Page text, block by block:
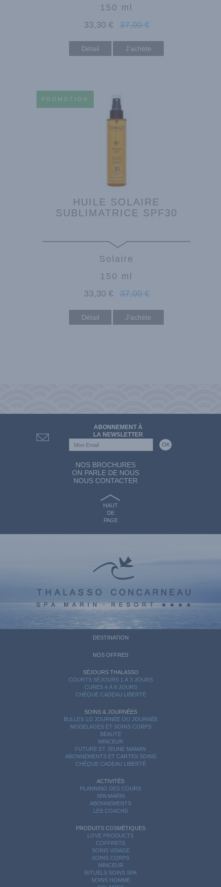
150 ml
33,30 € 37,00 €
Détail
PROMOTION
HUILE SOLAIRE
SUBLIMATRICE SPF30
Solaire
150 ml
33,30 € 37,00 €
Détail
ABONNEMENT À
LA NEWSLETTER
NOS BROCHURES
ON PARLE DE NOUS
NOUS CONTACTER
HAUT
DE
PAGE
DESTINATION
NOS OFFRES
SÉJOURS THALASSO
COURTS SÉJOURS 1 À 3 JOURS
CURES 4 À 6 JOURS
CHÈQUE CADEAU LIBERTÉ
SOINS & JOURNÉES
BULLES 1/2 JOURNÉE OU JOURNÉE
MODELAGES ET SOINS CORPS
BEAUTÉ
MINCEUR
FUTURE ET JEUNE MAMAN
ABONNEMENTS ET CARTES SOINS
CHÈQUE CADEAU LIBERTÉ
ACTIVITÉS
PLANNING DES COURS
SPA MARIN
ABONNEMENTS
LES COACHS
PRODUITS COSMÉTIQUES
LOVE PRODUCTS
COFFRETS
SOINS VISAGE
SOINS CORPS
MINCEUR
RITUELS SOINS SPA
SOINS HOMME